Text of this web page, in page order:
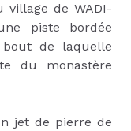
de WADI-
piste bordée
de laquelle
du monastère
jet de pierre de